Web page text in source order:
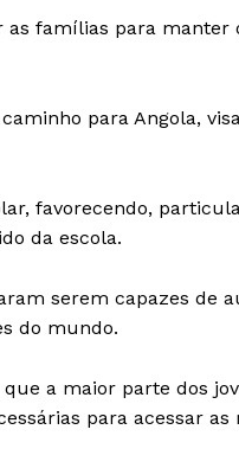
famílias para manter
para Angola,
favorecendo,
da escola.
serem capazes de
do mundo.
a maior parte dos
para acessar as